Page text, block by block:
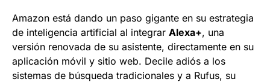
Amazon está dando un paso gigante en su estrategia
de inteligencia artificial al integrar Alexa+, una
versión renovada de su asistente, directamente en su
aplicación móvil y sitio web. Decile adiós a los
sistemas de búsqueda tradicionales y a Rufus, su